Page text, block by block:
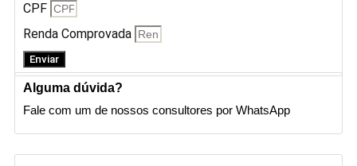
CPF
Renda Comprovada
Enviar
Alguma dúvida?
Fale com um de nossos consultores por WhatsApp